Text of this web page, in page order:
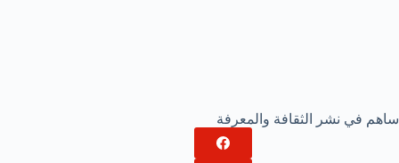
ساهم في نشر الثقافة والمعرفة